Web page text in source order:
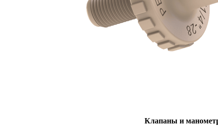
Клапаны и